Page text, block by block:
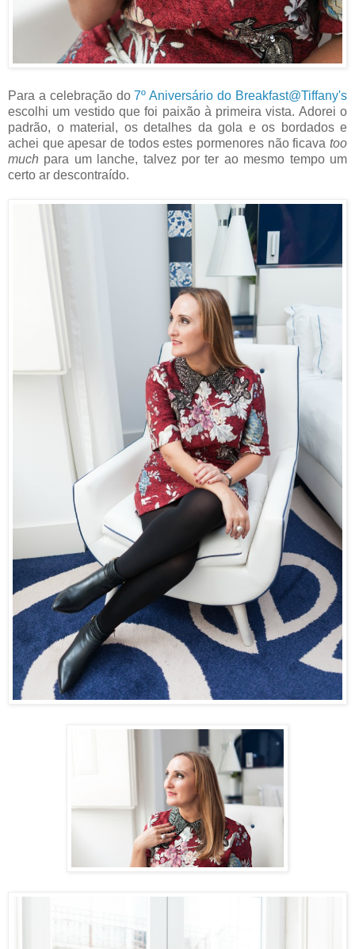
Para a celebração do7º Aniversário do Breakfast@Tiffany's
escolhi um vestido que foi paixão à primeira vista. Adorei o
padrão, o material, os detalhes da gola e os bordados e
achei que apesar de todos estes pormenores não ficava too
much para um lanche, talvez por ter ao mesmo tempo um
certo ar descontraído.